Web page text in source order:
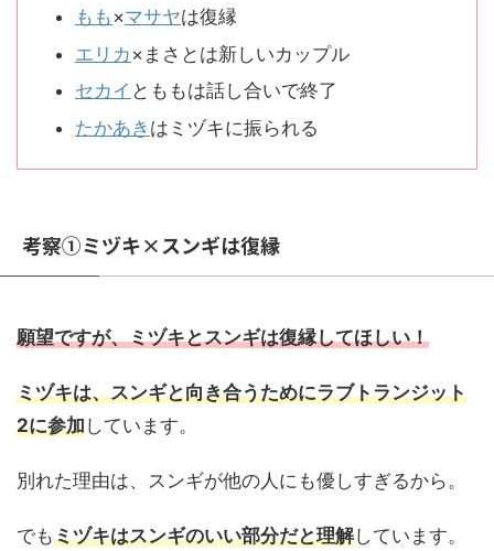
もも ×マサヤは復縁
エリカ ×まさとは新しいカップル
セカイ とももは話し合いで終了
たかあき はミヅキに振られる
考察①ミヅキ×スンギは復縁
願望ですが、ミヅキとスンギは復縁してほしい！
ミヅキは、スンギと向き合うためにラブトランジット
2に参加しています。
別れた理由は、スンギが他の人にも優しすぎるから。
でもミヅキはスンギのいい部分だと理解しています。